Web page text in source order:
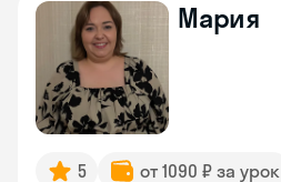
Мария
5 от 1090 ₽ за урок